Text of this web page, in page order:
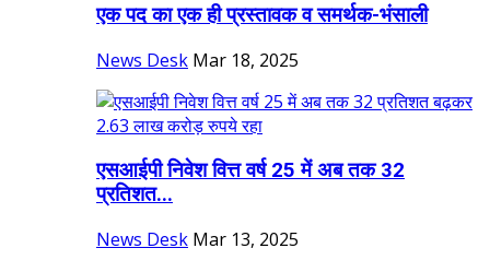
एक पद का एक ही प्रस्तावक व समर्थक-भंसाली
News Desk Mar 18, 2025
एसआईपी निवेश वित्त वर्ष 25 में अब तक 32
प्रतिशत...
News Desk Mar 13, 2025